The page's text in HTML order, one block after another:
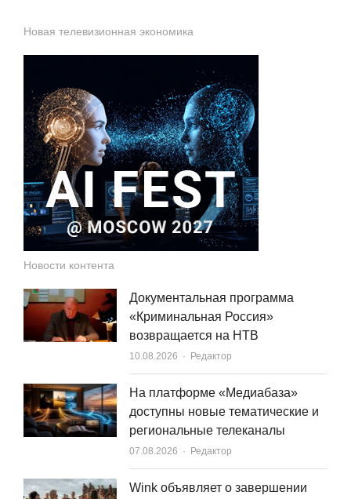
Новая телевизионная экономика
Новости контента
Документальная программа
«Криминальная Россия»
возвращается на НТВ
10.08.2026 Author
Редактор
На платформе «Медиабаза»
доступны новые тематические и
региональные телеканалы
07.08.2026 Author
Редактор
Wink объявляет о завершении